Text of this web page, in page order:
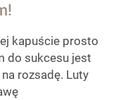
kapuście prosto
do sukcesu jest
rozsadę. Luty